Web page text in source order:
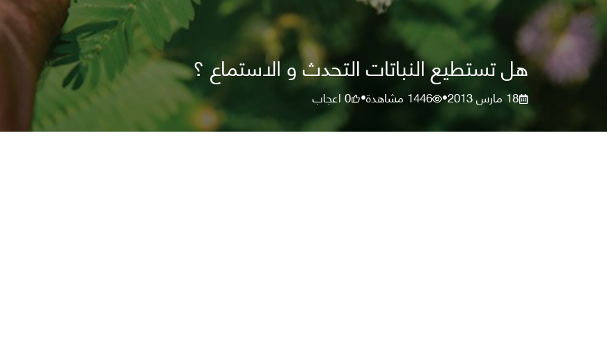
هل تستطيع النباتات التحدث و الاستماع ؟
18 مارس 2013 •
1446 مشاهدة•
0اعجاب